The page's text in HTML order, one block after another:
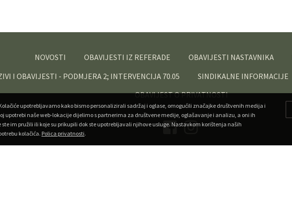
NOVOSTI OBAVIJESTI IZ REFERADE OBAVIJESTI NASTAVNIKA
I OBAVIJESTI - PODMJERA 2; INTERVENCIJA 70.05 SINDIKALNE INFORMACIJE
OBAVIJEST O PRIVATNOSTI
upotrebljavamo kako bismo personalizirali sadržaj i oglase, omogućili značajke društvenih medija i
upotrebi naše web-lokacije dijelimo s partnerima za društvene medije, oglašavanje i analizu, a oni ih
im pružili ili koje su prikupili dok ste upotrebljavali njihove usluge. Nastavkom korištenja naših
kolačića. Polica privatnosti.